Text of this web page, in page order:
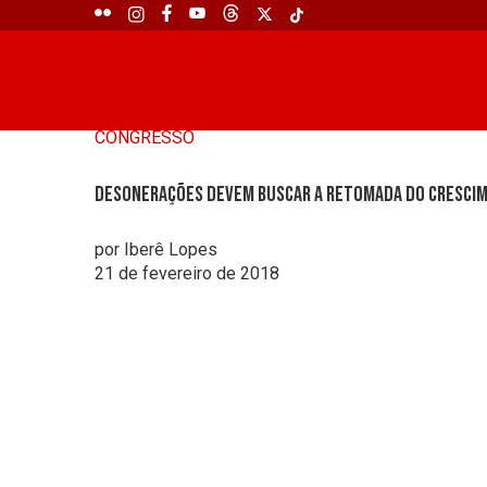
CONGRESSO
Desonerações devem buscar a retomada do
por Iberê Lopes
21 de fevereiro de 2018